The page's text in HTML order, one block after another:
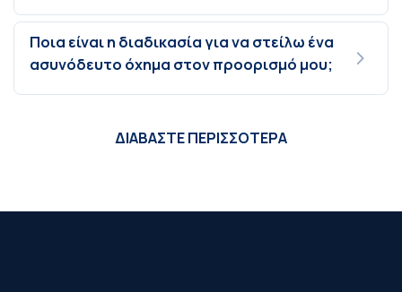
Ποια είναι η διαδικασία για να στείλω ένα
ασυνόδευτο όχημα στον προορισμό μου;
ΔΙΑΒΑΣΤΕ ΠΕΡΙΣΣΟΤΕΡΑ